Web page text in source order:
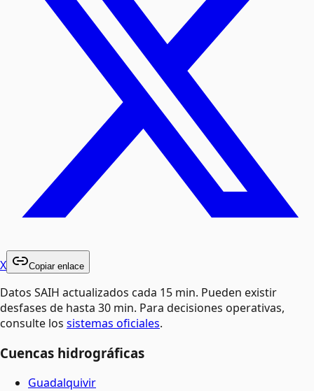
X Copiar enlace
Datos SAIH actualizados cada 15 min. Pueden existir
desfases de hasta 30 min. Para decisiones operativas,
consulte los sistemas oficiales.
Cuencas hidrográficas
Guadalquivir